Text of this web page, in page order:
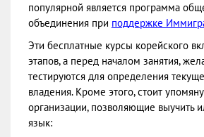
популярной является программа
объединения при поддержке
Эти бесплатные курсы корейского
этапов, а перед началом занятия,
тестируются для определения
владения. Кроме этого, стоит
организации, позволяющие выучить
язык: